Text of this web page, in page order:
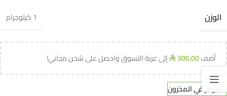
الوزن 1 كيلوجرام
أضف ⃁ 300,00 إلى عربة التسوق واحصل على شحن مجاني!
متوفر في المخزون